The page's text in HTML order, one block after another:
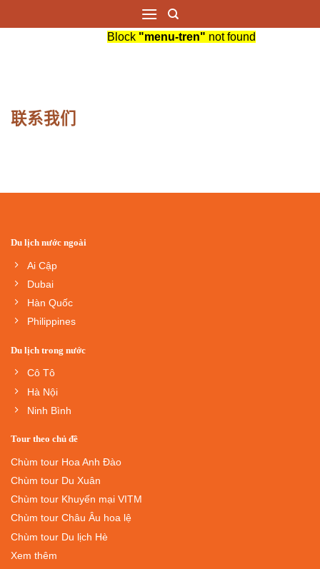
到
Block "menu-tren" not found
联系我们
Du lịch nước ngoài
Ai Cập
Dubai
Hàn Quốc
Philippines
Du lịch trong nước
Cô Tô
Hà Nội
Ninh Bình
Tour theo chủ đề
Chùm tour Hoa Anh Đào
Chùm tour Du Xuân
Chùm tour Khuyến mại VITM
Chùm tour Châu Âu hoa lệ
Chùm tour Du lịch Hè
Xem thêm